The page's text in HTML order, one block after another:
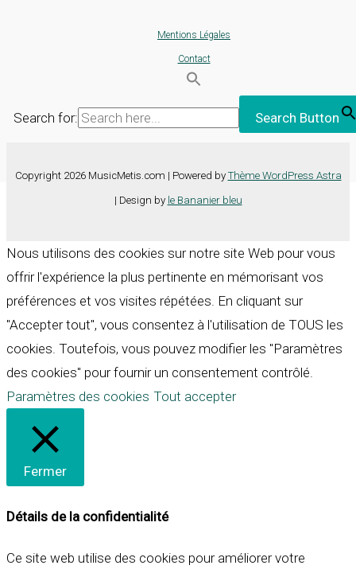
Mentions Légales
Contact
Search for: Search Button
Copyright 2026 MusicMetis.com | Powered by Thème WordPress Astra
| Design by le Bananier bleu
Nous utilisons des cookies sur notre site Web pour vous
offrir l'expérience la plus pertinente en mémorisant vos
préférences et vos visites répétées. En cliquant sur
"Accepter tout", vous consentez à l'utilisation de TOUS les
cookies. Toutefois, vous pouvez modifier les "Paramètres
des cookies" pour fournir un consentement contrôlé.
Paramètres des cookies Tout accepter
Fermer
Détails de la confidentialité
Ce site web utilise des cookies pour améliorer votre